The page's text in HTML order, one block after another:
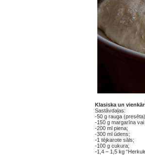
Klasiska un
Sastāvdaļas:
-50 g rauga
-150 g margarīna
-200 ml piena;
-300 ml ūdens;
-1 tējkarote sāls;
-100 g cukura;
-1,4 – 1,5 kg